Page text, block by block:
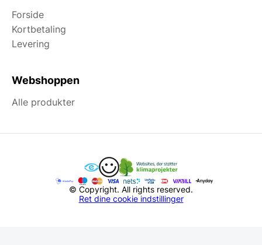
Forside
Kortbetaling
Levering
Webshoppen
Alle produkter
© Copyright. All rights reserved.
Ret dine cookie indstillinger